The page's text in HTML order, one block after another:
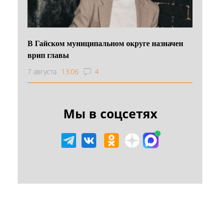
В Гайском муниципальном округе назначен
врип главы
7 августа 13:06 4
Мы в соцсетях